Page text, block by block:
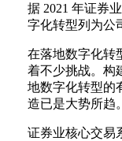
据 2021 年证券
字化转型列为公
在落地数字化转
着不少挑战。构
地数字化转型的
造已是大势所趋。
证券业核心交易